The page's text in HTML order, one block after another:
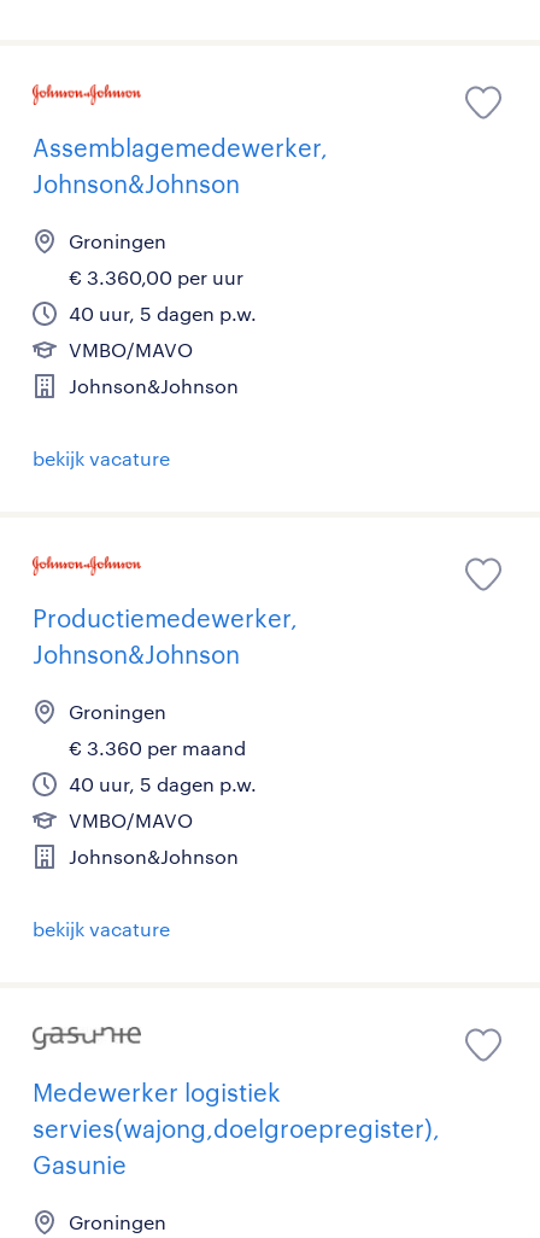
Assemblagemedewerker,
Johnson&Johnson
Groningen
€ 3.360,00 per uur
40 uur, 5 dagen p.w.
VMBO/MAVO
Johnson&Johnson
bekijk vacature
Productiemedewerker,
Johnson&Johnson
Groningen
€ 3.360 per maand
40 uur, 5 dagen p.w.
VMBO/MAVO
Johnson&Johnson
bekijk vacature
Medewerker logistiek
servies(wajong,doelgroepregister),
Gasunie
Groningen